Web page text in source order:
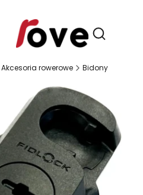
Otwórz
Akcesoria rowerowe Bidony